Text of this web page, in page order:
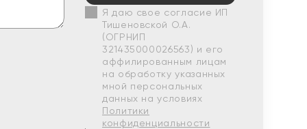
Я даю свое согласие ИП
Тишеновской О.А.
(ОГРНИП
321435000026563) и его
аффилированным лицам
на обработку указанных
мной персональных
данных на условиях
Политики
конфиденциальности